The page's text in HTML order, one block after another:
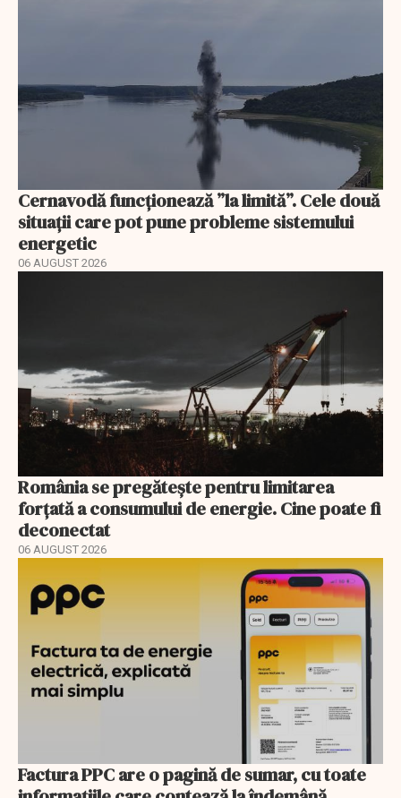
Cernavodă funcționează ”la limită”. Cele două
situații care pot pune probleme sistemului
energetic
06 AUGUST 2026
România se pregătește pentru limitarea
forțată a consumului de energie. Cine poate fi
deconectat
06 AUGUST 2026
Factura PPC are o pagină de sumar, cu toate